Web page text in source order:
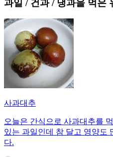
과일 / 건과 / 냉과을 먹은
사과대추
오늘은 간식으로 사과대추를
있는 과일인데 참 달고 영양도
다.